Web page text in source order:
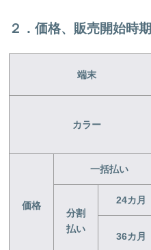
２．価格、販売開始時期
端末
カラー
価格
一括払い
分割
払い
24カ月
36カ月